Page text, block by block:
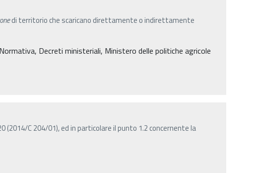
di territorio che scaricano direttamente o indirettamente
Decreti ministeriali, Ministero delle politiche agricole
(2014/C 204/01), ed in particolare il punto 1.2 concernente la